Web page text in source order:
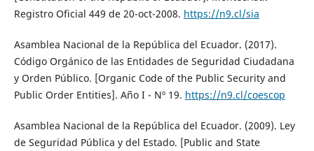
Registro Oficial 449 de 20-oct-2008. https://n9.cl/sia
Asamblea Nacional de la República del Ecuador. (2017).
Código Orgánico de las Entidades de Seguridad Ciudadana
y Orden Público. [Organic Code of the Public Security and
Public Order Entities]. Año I - Nº 19. https://n9.cl/coescop
Asamblea Nacional de la República del Ecuador. (2009). Ley
de Seguridad Pública y del Estado. [Public and State